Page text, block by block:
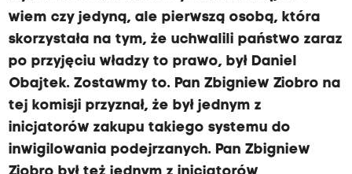
wiem czy jedyną, ale pierwszą osobą, która
skorzystała na tym, że uchwalili państwo zaraz
po przyjęciu władzy to prawo, był Daniel
Obajtek. Zostawmy to. Pan Zbigniew Ziobro na
tej komisji przyznał, że był jednym z
inicjatorów zakupu takiego systemu do
inwigilowania podejrzanych. Pan Zbigniew